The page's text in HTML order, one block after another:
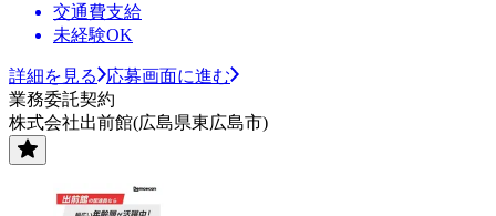
交通費支給
未経験OK
詳細を見る
応募画面に進む
業務委託契約
株式会社出前館(広島県東広島市)